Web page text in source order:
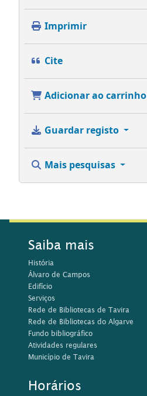
Imprimir
Cite
Adicionar ao carrinho
Guardar registo
Mais pesquisas
Saiba mais
História
Álvaro de Campos
Edifício
Serviços
Rede de Bibliotecas de Tavira
Rede de Bibliotecas do Algarve
Fundo bibliográfico
Atividades regulares
Município de Tavira
Horários